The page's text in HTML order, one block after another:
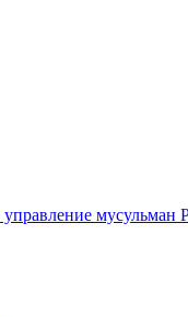
мусульман